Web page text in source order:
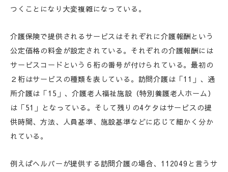
つくことになり大変複雑になっている。
介護保険で提供されるサービスはそれぞれに介護報酬という
公定価格の料金が設定されている。それぞれの介護報酬には
サービスコードという６桁の番号が付けられている。最初の
２桁はサービスの種類を表している。訪問介護は「11」、通
所介護は「15」、介護老人福祉施設（特別養護老人ホーム）
は「51」となっている。そして残りの4ケタはサービスの提
供時間、方法、人員基準、施設基準などに応じて細かく分か
れている。
例えばヘルパーが提供する訪問介護の場合、112049と言うサ